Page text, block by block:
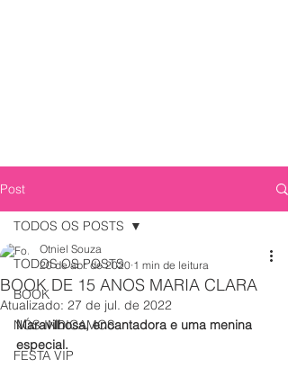
Post
TODOS OS POSTS
BOOK
NÓS INDICAMOS
FESTA VIP
TODOS OS POSTS
BOOK DE 15 ANOS MARIA CLARA
Otniel Souza
20 de abr. de 2020 1 min de leitura
Atualizado: 27 de jul. de 2022
Maravilhosa, encantadora e uma menina
especial.